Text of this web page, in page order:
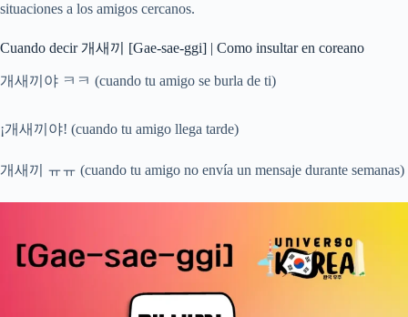
situaciones a los amigos cercanos.
Cuando decir 개새끼 [Gae-sae-ggi] | Como insultar en coreano
개새끼야 ㅋㅋ (cuando tu amigo se burla de ti)
¡개새끼야! (cuando tu amigo llega tarde)
개새끼 ㅠㅠ (cuando tu amigo no envía un mensaje durante semanas)